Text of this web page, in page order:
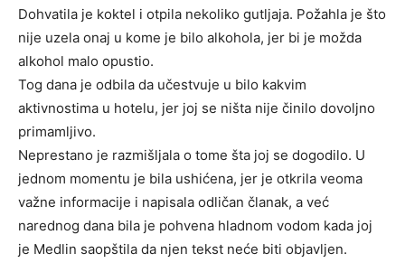
Dohvatila je koktel i otpila nekoliko gutljaja. Požahla je što
nije uzela onaj u kome je bilo alkohola, jer bi je možda
alkohol malo opustio.
Tog dana je odbila da učestvuje u bilo kakvim
aktivnostima u hotelu, jer joj se ništa nije činilo dovoljno
primamljivo.
Neprestano je razmišljala o tome šta joj se dogodilo. U
jednom momentu je bila ushićena, jer je otkrila veoma
važne informacije i napisala odličan članak, a već
narednog dana bila je pohvena hladnom vodom kada joj
je Medlin saopštila da njen tekst neće biti objavljen.